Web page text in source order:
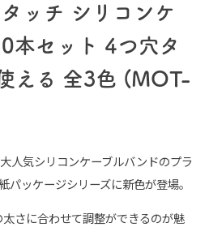
ッチ シリコンケ
本セット 4つ穴タ
える 全3色 (MOT-
人気シリコンケーブルバンドのプラ
パッケージシリーズに新色が登場。
さに合わせて調整ができるのが魅